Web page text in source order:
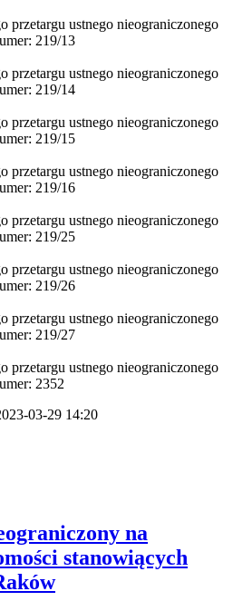
przetargu ustnego nieograniczonego
219/13
przetargu ustnego nieograniczonego
219/14
przetargu ustnego nieograniczonego
219/15
przetargu ustnego nieograniczonego
219/16
przetargu ustnego nieograniczonego
219/25
przetargu ustnego nieograniczonego
219/26
przetargu ustnego nieograniczonego
219/27
przetargu ustnego nieograniczonego
2352
03-29 14:20
na
stanowiących